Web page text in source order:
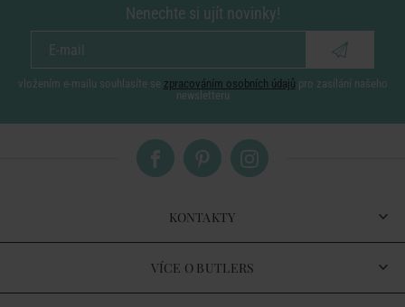
Nenechte si ujít novinky!
vložením e-mailu souhlasíte se zpracováním osobních údajů pro zasílání našeho
newsletteru
KONTAKTY
VÍCE O BUTLERS